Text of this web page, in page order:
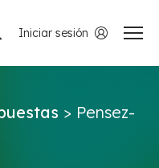
Iniciar sesión
> Pensez-